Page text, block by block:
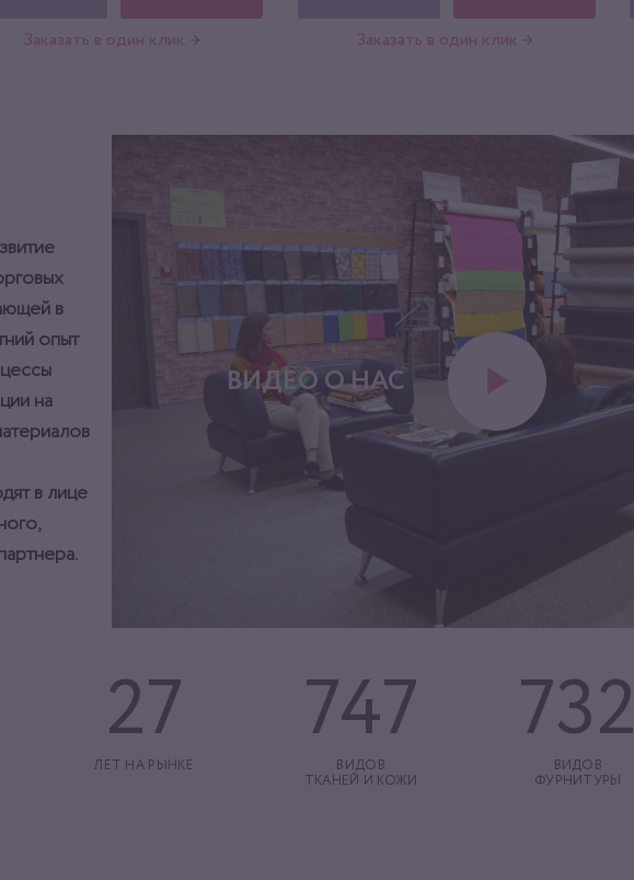
Заказать в один клик → Заказать в один клик →
в
опыт
на
в лице
ВИДЕО О НАС
27
ЛЕТ НА РЫНКЕ
747
ВИДОВ
ТКАНЕЙ И КОЖИ
732
ВИДОВ
ФУРНИТУРЫ